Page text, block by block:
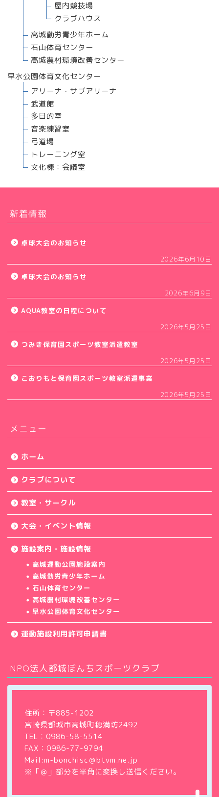
屋内競技場
クラブハウス
高城勤労青少年ホーム
石山体育センター
高城農村環境改善センター
早水公園体育文化センター
アリーナ・サブアリーナ
武道館
多目的室
音楽練習室
弓道場
トレーニング室
文化棟：会議室
新着情報
卓球大会のお知らせ
2026年6月10日
卓球大会のお知らせ
2026年6月9日
AQUA教室の日程について
2026年5月25日
つみき保育園スポーツ教室派遣教室
2026年5月25日
こおりもと保育園スポーツ教室派遣事業
2026年5月25日
メニュー
ホーム
クラブについて
教室・サークル
大会・イベント情報
施設案内・施設情報
高城運動公園施設案内
高城勤労青少年ホーム
石山体育センター
高城農村環境改善センター
早水公園体育文化センター
運動施設利用許可申請書
NPO法人都城ぼんちスポーツクラブ
住所：〒885-1202
宮崎県都城市高城町穂満坊2492
TEL： 0986-58-5514
FAX：0986-77-9794
Mail:m-bonchisc＠btvm.ne.jp
※「＠」部分を半角に変換し送信ください。
ホーム
教室・サークル